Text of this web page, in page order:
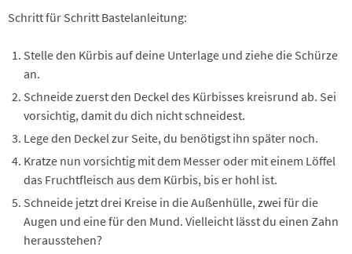
Schritt für Schritt Bastelanleitung:
Stelle den Kürbis auf deine Unterlage und ziehe die Schürze
an.
Schneide zuerst den Deckel des Kürbisses kreisrund ab. Sei
vorsichtig, damit du dich nicht schneidest.
Lege den Deckel zur Seite, du benötigst ihn später noch.
Kratze nun vorsichtig mit dem Messer oder mit einem Löffel
das Fruchtfleisch aus dem Kürbis, bis er hohl ist.
Schneide jetzt drei Kreise in die Außenhülle, zwei für die
Augen und eine für den Mund. Vielleicht lässt du einen Zahn
herausstehen?